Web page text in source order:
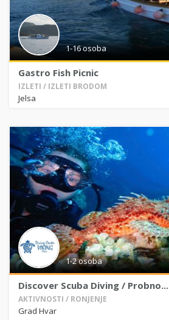
1-16 osoba
Gastro Fish Picnic
IZLETI / IZLETI BRODOM
Jelsa
1-2 osoba
Discover Scuba Diving / Probno...
AKTIVNOSTI / RONJENJE
Grad Hvar